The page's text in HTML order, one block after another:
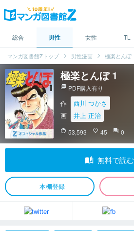
総合 男性 女性 TL
マンガ図書館Zトップ 男性漫画 極楽とんぼ
極楽とんぼ 1
picture_as_pdf PDF購入有り
作
西川 つかさ
画
井上 正治
face 53,593 favorite_border 45 question_answer 0
auto_stories 無料で読む
本棚登録